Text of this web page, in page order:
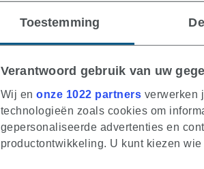
Toestemming
Verantwoord gebruik van uw
Wij en onze 1022 partners verwerken
technologieën zoals cookies om
gepersonaliseerde advertenties en
productontwikkeling. U kunt kiezen